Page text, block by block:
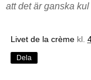
att det är ganska kul
Livet de la crème kl.
Dela